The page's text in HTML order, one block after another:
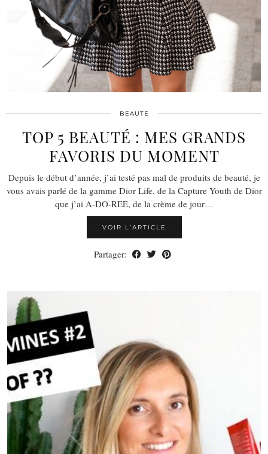
BEAUTE
TOP 5 BEAUTÉ : MES GRANDS
FAVORIS DU MOMENT
Depuis le début d’année, j’ai testé pas mal de produits de beauté, je
vous avais parlé de la gamme Dior Life, de la Capture Youth de Dior
que j’ai A-DO-REE, de la crème de jour…
VOIR L’ARTICLE
Partager: